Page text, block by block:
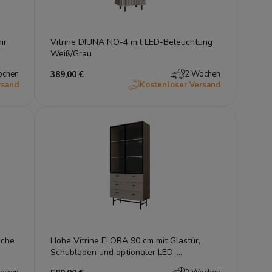
Vitrine DIUNA NO-4 mit LED-Beleuchtung
Weiß/Grau
389,00 €
2 Wochen
Kostenloser Versand
Hohe Vitrine ELORA 90 cm mit Glastür,
Schubladen und optionaler LED-